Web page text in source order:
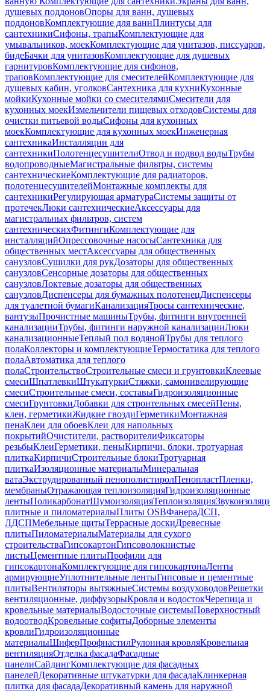
душевых поддоновОпоры для ванн, душевых
поддоновКомплектующие для ваннПлинтусы для
сантехникиСифоны, трапыКомплектующие для
умывальников, моекКомплектующие для унитазов, писсуаров,
бидеБачки для унитазовКомплектующие для душевых
гарнитуровКомплектующие для сифонов,
траповКомплектующие для смесителейКомплектующие для
душевых кабин, уголковСантехника для кухниКухонные
мойкиКухонные мойки со смесителямиСмесители для
кухонных моекИзмельчители пищевых отходовСистемы для
очистки питьевой водыСифоны для кухонных
моекКомплектующие для кухонных моекИнженерная
сантехникаИнсталляции для
сантехникиПолотенцесушителиОтвод и подвод водыТрубы
водопроводныеМагистральные фильтры, системы
сантехническиеКомплектующие для радиаторов,
полотенцесушителейМонтажные комплекты для
сантехникиРегулирующая арматураСистемы защиты от
протечекЛюки сантехническиеАксессуары для
магистральных фильтров, систем
сантехническихФитингиКомплектующие для
инсталляцийОпрессовочные насосыСантехника для
общественных местАксессуары для общественных
санузловСушилки для рукДозаторы для общественных
санузловСенсорные дозаторы для общественных
санузловЛоктевые дозаторы для общественных
санузловДиспенсеры для бумажных полотенецДиспенсеры
для туалетной бумагиКанализацияТросы сантехнические,
вантузыПрочистные машиныТрубы, фитинги внутренней
канализацииТрубы, фитинги наружной канализацииЛюки
канализационныеТеплый пол водянойТрубы для теплого
полаКоллекторы и комплектующиеТермостатика для теплого
полаАвтоматика для теплого
полаСтроительствоСтроительные смеси и грунтовкиКлеевые
смесиШпатлевкиШтукатуркиСтяжки, самонивелирующие
смесиСтроительные смеси, составыГидроизоляционные
смесиГрунтовкиДобавки для строительных смесейПены,
клеи, герметикиЖидкие гвоздиГерметикиМонтажная
пенаКлеи для обоевКлеи для напольных
покрытийОчистители, растворителиФиксаторы
резьбыКлеиГерметики, пеныКирпичи, блоки, тротуарная
плиткаКирпичиСтроительные блокиТротуарная
плиткаИзоляционные материалыМинеральная
ватаЭкструдированный пенополистиролПенопластПленки,
мембраныОтражающая теплоизоляцияГидроизоляционные
лентыПоликарбонатШумоизоляцияТеплоизоляция
плитные и пиломатериалыПлиты OSBФанераДСП,
ЛДСПМебельные щитыТеррасные доскиДревесные
плитыПиломатериалыМатериалы для сухого
строительстваГипсокартонГипсоволокнистые
листыЦементные плитыПрофили для
гипсокартонаКомплектующие для гипсокартонаЛенты
армирующиеУплотнительные лентыГипсовые и цементные
плитыВентиляторы вытяжныеСистемы воздуховодовРешетки
вентиляционные, диффузорыКровля и водостокЧерепица и
кровельные материалыВодосточные системыПоверхностный
водоотводКровельные софитыДоборные элементы
кровлиГидроизоляционные
материалыШиферПрофнастилРулонная кровляКровельная
вентиляцияОтделка фасадаФасадные
панелиСайдингКомплектующие для фасадных
панелейДекоративные штукатурки для фасадаКлинкерная
плитка для фасадаДекоративный камень для наружной